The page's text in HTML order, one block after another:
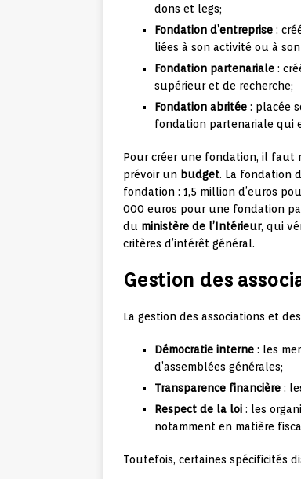
dons et legs;
Fondation d’entreprise :
liées à son activité ou à
Fondation partenariale :
supérieur et de recherche;
Fondation abritée : placée
fondation partenariale qui
Pour créer une fondation, il faut
prévoir un budget. La fondation
fondation : 1,5 million d’euros
000 euros pour une fondation
du ministère de l’Intérieur, qui
critères d’intérêt général.
Gestion des
La gestion des associations et
Démocratie interne : les
d’assemblées générales;
Transparence financière :
Respect de la loi : les
notamment en matière
Toutefois, certaines spécificités